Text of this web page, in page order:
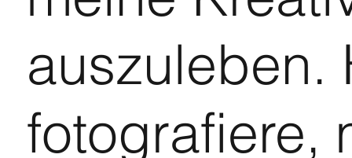
auszuleben.
fotografiere,